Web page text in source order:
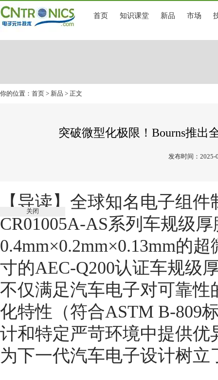
首页 知识课堂 新品 市场
你的位置： 首页 > 新品 > 正文
突破微型化极限！Bourns推出
发布时间：2025-
【导读】 全球知名电子组件
CR01005A-AS系列车规级
0.4mm×0.2mm×0.13mm的
寸的AEC-Q200认证车规级
不仅满足汽车电子对可靠
化特性（符合ASTM B-809
计和特定严苛环境中提供
为下一代汽车电子设计树立
关闭